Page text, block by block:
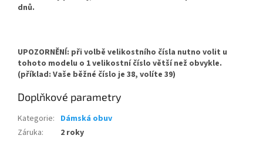
dnů.
UPOZORNĚNÍ: při volbě velikostního čísla nutno volit u
tohoto modelu o 1 velikostní číslo většínež obvykle.
(příklad: Vaše běžné číslo je 38, volíte 39)
Doplňkové parametry
Kategorie: Dámská obuv
Záruka: 2 roky